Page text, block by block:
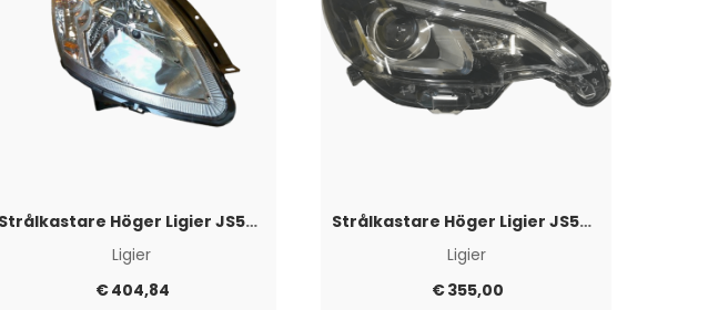
Strålkastare Höger Ligier JS50 -2017/IXO
Ligier
€404,84
Strålkastare Höger Ligier JS50 2017+
Ligier
€355,00